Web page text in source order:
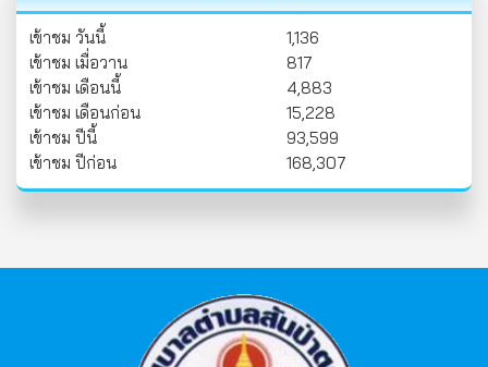
เข้าชม วันนี้
1,136
เข้าชม เมื่อวาน
817
เข้าชม เดือนนี้
4,883
เข้าชม เดือนก่อน
15,228
เข้าชม ปีนี้
93,599
เข้าชม ปีก่อน
168,307